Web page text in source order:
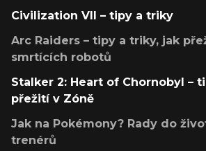
Civilization VII – tipy a triky
Arc Raiders – tipy a triky, jak
smrtících robotů
Stalker 2: Heart of Chornobyl –
přežití v Zóně
Jak na Pokémony? Rady do
trenérů